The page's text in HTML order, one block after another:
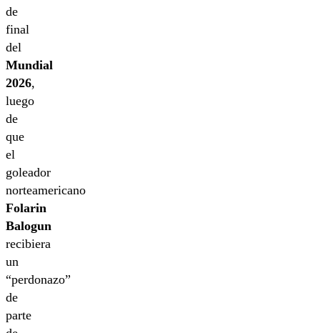
de
final
del
Mundial
2026,
luego
de
que
el
goleador
norteamericano
Folarin
Balogun
recibiera
un
“perdonazo”
de
parte